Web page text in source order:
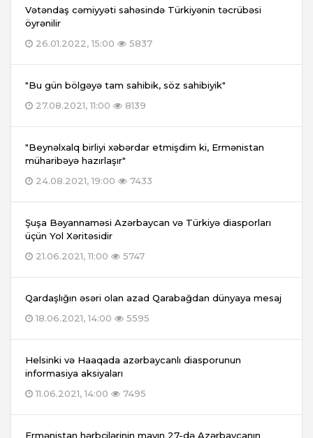
Vətəndaş cəmiyyəti sahəsində Türkiyənin təcrübəsi
öyrənilir
26.01.2022, 15:00
5837
"Bu gün bölgəyə tam sahibik, söz sahibiyik"
27.08.2021, 11:00
8139
"Beynəlxalq birliyi xəbərdar etmişdim ki, Ermənistan
müharibəyə hazırlaşır"
24.08.2021, 19:00
7433
Şuşa Bəyannaməsi Azərbaycan və Türkiyə diasporları
üçün Yol Xəritəsidir
21.06.2021, 11:00
5747
Qardaşlığın əsəri olan azad Qarabağdan dünyaya mesaj
18.06.2021, 14:00
5595
Helsinki və Haaqada azərbaycanlı diasporunun
informasiya aksiyaları
11.06.2021, 14:00
7495
Ermənistan hərbçilərinin mayın 27-də Azərbaycanın